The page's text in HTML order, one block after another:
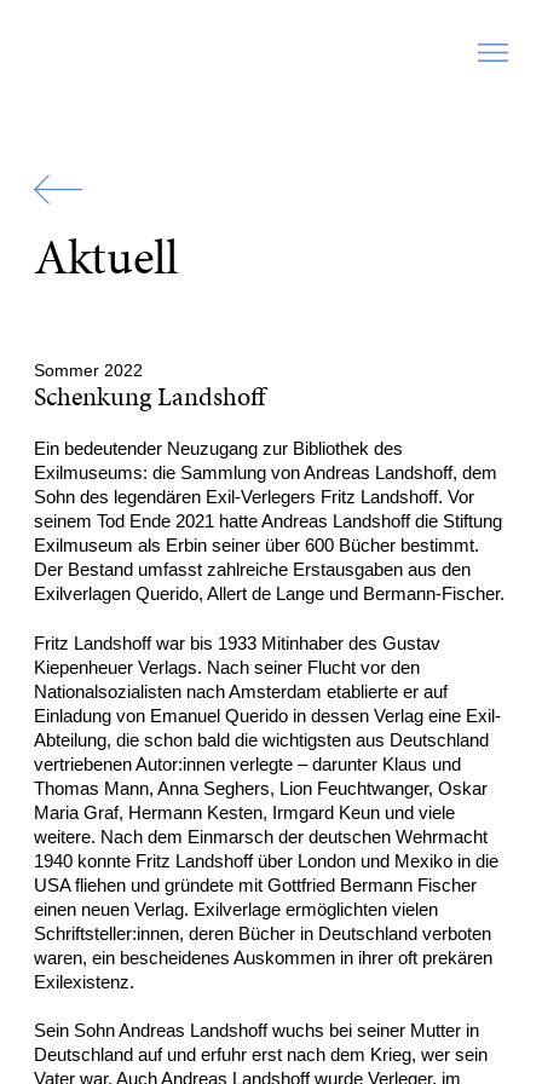
Aktuell
Sommer 2022
Schenkung Landshoff
Ein bedeutender Neuzugang zur Bibliothek des
Exilmuseums: die Sammlung von Andreas Landshoff, dem
Sohn des legendären Exil-Verlegers Fritz Landshoff. Vor
seinem Tod Ende 2021 hatte Andreas Landshoff die Stiftung
Exilmuseum als Erbin seiner über 600 Bücher bestimmt.
Der Bestand umfasst zahlreiche Erstausgaben aus den
Exilverlagen Querido, Allert de Lange und Bermann-Fischer.
Fritz Landshoff war bis 1933 Mitinhaber des Gustav
Kiepenheuer Verlags. Nach seiner Flucht vor den
Nationalsozialisten nach Amsterdam etablierte er auf
Einladung von Emanuel Querido in dessen Verlag eine Exil-
Abteilung, die schon bald die wichtigsten aus Deutschland
vertriebenen Autor:innen verlegte – darunter Klaus und
Thomas Mann, Anna Seghers, Lion Feuchtwanger, Oskar
Maria Graf, Hermann Kesten, Irmgard Keun und viele
weitere. Nach dem Einmarsch der deutschen Wehrmacht
1940 konnte Fritz Landshoff über London und Mexiko in die
USA fliehen und gründete mit Gottfried Bermann Fischer
einen neuen Verlag. Exilverlage ermöglichten vielen
Schriftsteller:innen, deren Bücher in Deutschland verboten
waren, ein bescheidenes Auskommen in ihrer oft prekären
Exilexistenz.
Sein Sohn Andreas Landshoff wuchs bei seiner Mutter in
Deutschland auf und erfuhr erst nach dem Krieg, wer sein
Vater war. Auch Andreas Landshoff wurde Verleger, im